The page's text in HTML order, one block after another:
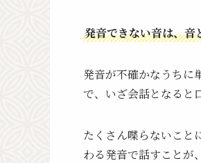
発音できない音は、音
発音が不確かなうちに
で、いざ会話となると
たくさん喋らないこと
わる発音で話すことが